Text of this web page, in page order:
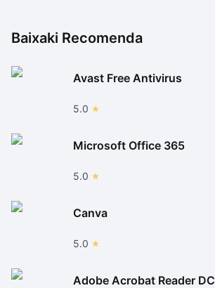
Baixaki Recomenda
Avast Free Antivirus
5.0
Microsoft Office 365
5.0
Canva
5.0
Adobe Acrobat Reader DC